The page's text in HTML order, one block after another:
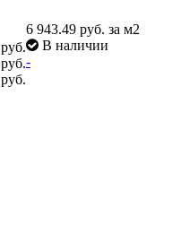
руб.
руб.
руб.
6 943.49 руб. за м2
В наличии
-